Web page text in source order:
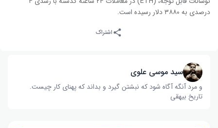
درصدی به ۳۸۸۰ دلار رسیده است.
اشتراک
سید موسی علوی
و مرد آنگه آگاه شود که نبشتن گیرد و بداند که پهنای کار چیست‌.
تاریخ بیهقی